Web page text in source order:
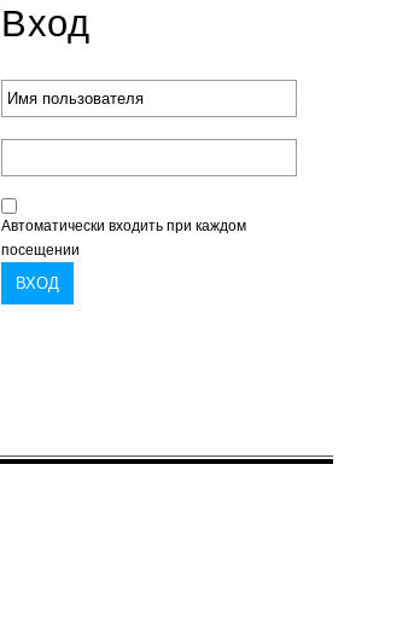
Вход
Автоматически входить при каждом
посещении